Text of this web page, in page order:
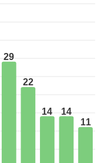
29
22
14
14
11